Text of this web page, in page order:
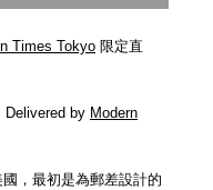
Times Tokyo 限定直
Delivered by Modern
，最初是為郵差設計的